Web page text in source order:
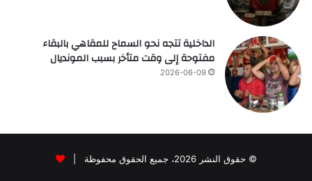
الداخلية تتجه نحو السماح للمقاهي بالبقاء
مفتوحة إلى وقت متأخر بسبب المونديال
2026-06-09
© حقوق النشر 2026، جميع الحقوق محفوظة |